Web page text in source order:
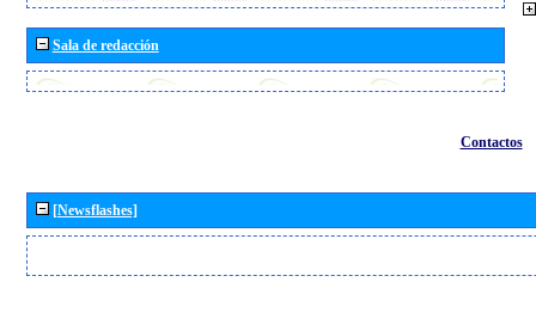
Sala de redacción
Contactos
[Newsflashes]